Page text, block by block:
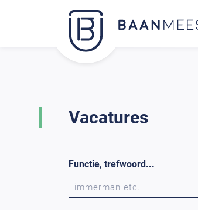
Vacatures
Functie, trefwoord...